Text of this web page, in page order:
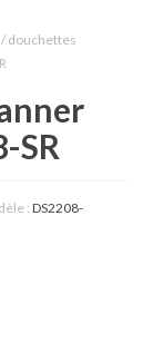
/ douchettes
SR
:DS2208-